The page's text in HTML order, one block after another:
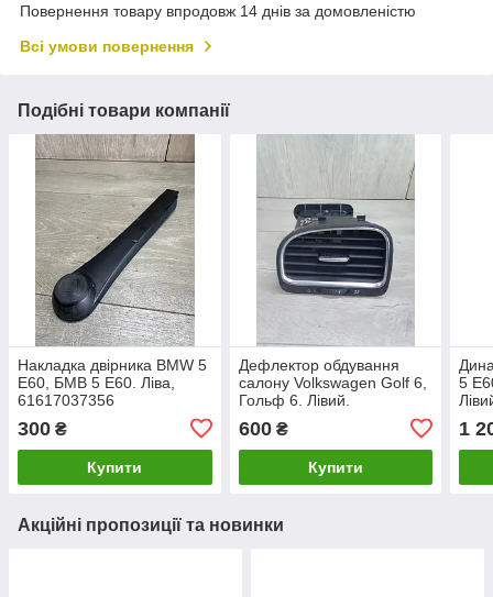
Повернення товару впродовж 14 днів за домовленістю
Всі умови повернення
Подібні товари компанії
Накладка двірника BMW 5
E60, БМВ 5 Е60. Ліва,
61617037356
300 ₴
Купити
Дефлектор обдування
салону Volkswagen Golf 6,
Гольф 6. Лівий.
5K0819709D, 5K0819703J
600₴
Купити
5
1
Акційні пропозиції та новинки